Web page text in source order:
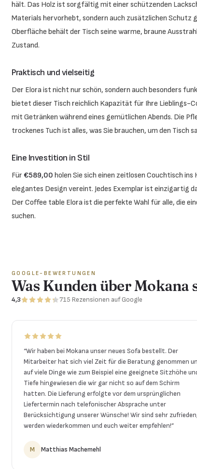
hält. Das Holz ist sorgfältig mit einer schützenden
Materials hervorhebt, sondern auch zusätzlichen Schutz
Oberfläche behält der Tisch seine warme, braune
Zustand.
Praktisch und vielseitig
Der Elora ist nicht nur schön, sondern auch besonders
bietet dieser Tisch reichlich Kapazität für Ihre Lieblings-
mit Getränken während eines gemütlichen Abends. Die
trockenes Tuch ist alles, was Sie brauchen, um den Tisch
Eine Investition in Stil
Für €589,00 holen Sie sich einen zeitlosen Couchtisch
elegantes Design vereint. Jedes Exemplar ist einzigartig
Der Coffee table Elora ist die perfekte Wahl für alle, die
suchen.
GOOGLE-BEWERTUNGEN
Was Kunden über Mokana
4,3 715 Rezensionen auf Google
“Wir haben bei Mokana unser neues Sofa bestellt. Der
Mitarbeiter hat sich viel Zeit für die Beratung genommen
auf viele Dinge wie zum Beispiel eine geeignete Sitzhöhe
Tiefe hingewiesen die wir gar nicht so auf dem Schirm
hatten. Die Lieferung erfolgte vor dem ursprünglichen
Liefertermin nach telefonischer Absprache unter
Berücksichtigung unserer Wünsche! Wir sind sehr
werden wiederkommen und euch weiter empfehlen!”
M Matthias Machemehl